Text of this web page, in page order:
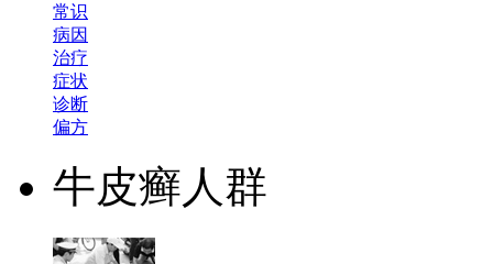
常识
病因
治疗
症状
诊断
偏方
牛皮癣人群